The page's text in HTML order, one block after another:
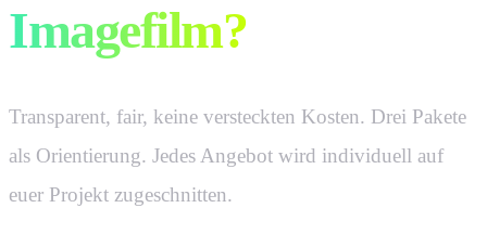
Imagefilm?
Transparent, fair, keine versteckten Kosten. Drei Pakete
als Orientierung. Jedes Angebot wird individuell auf
euer Projekt zugeschnitten.